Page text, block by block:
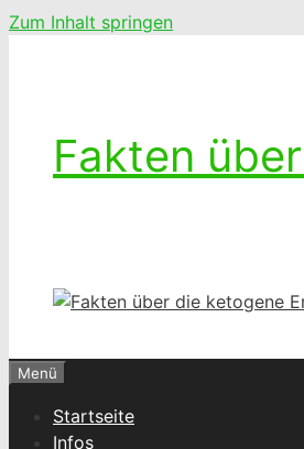
Zum Inhalt springen
Fakten
Menü
Startseite
Infos